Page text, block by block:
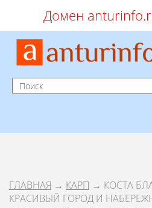
Домен
ГЛАВНАЯ → КАРП → КОСТА
КРАСИВЫЙ ГОРОД И